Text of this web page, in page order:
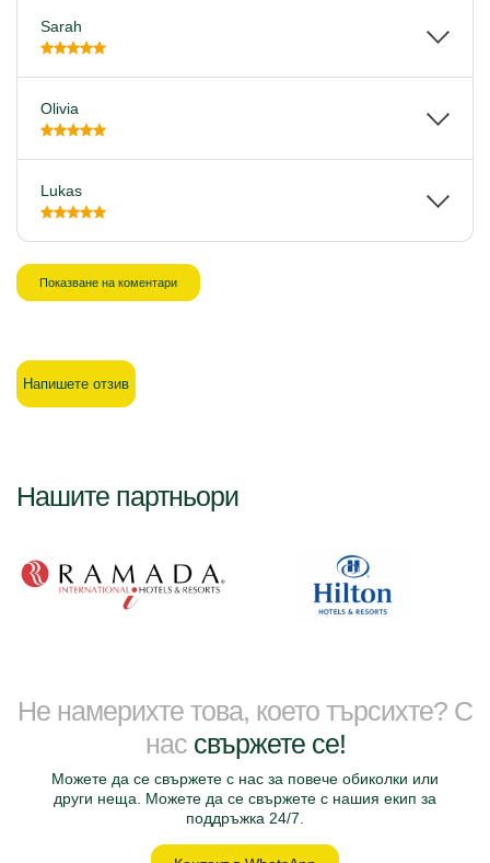
Sarah
Olivia
Lukas
Показване на коментари
Напишете отзив
Нашите партньори
Не намерихте това, което търсихте? С
нас свържете се!
Можете да се свържете с нас за повече обиколки или
други неща. Можете да се свържете с нашия екип за
поддръжка 24/7.